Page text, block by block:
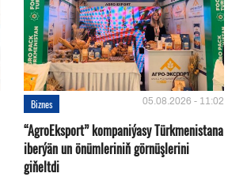
Biznes 05.08.2026 - 11:02
“AgroEksport” kompaniýasy Türkmenistana
iberýän un önümleriniň görnüşlerini
giňeltdi